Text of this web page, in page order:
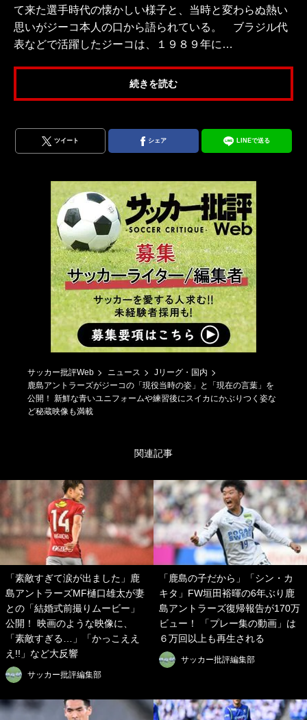
て来た選手時代の懐かしい様子と、当時と変わらぬ熱い
思いがジーコ本人の口から語られている。 ブラジル代
表などで活躍したジーコは、１９８９年に…
続きを読む
ツイート シェア LINEで送る
サッカー批評Web ニュース
Jリーグ・国内
鹿島アントラーズがジーコの「現役当時の姿」と「現在の言葉」を
公開！ 新鮮な青いユニフォームや練習後にスイカにかぶりつく姿な
ど秘蔵映像も満載
関連記事
「素敵すぎて涙が出ました」鹿
島アントラーズMF樋口雄太が妻
との「結婚式前撮りムービー」
公開！ 映画のような映像に、
「素敵すぎる…」「かっこええ
え!!」など大反響
サッカー批評編集部
「鹿島の子だから」「シン・カ
キタ」FW垣田裕暉の6年ぶり鹿
島アントラーズ復帰報告が170万
ビュー！ 「プレー集の動画」は
６万回以上も再生される
サッカー批評編集部